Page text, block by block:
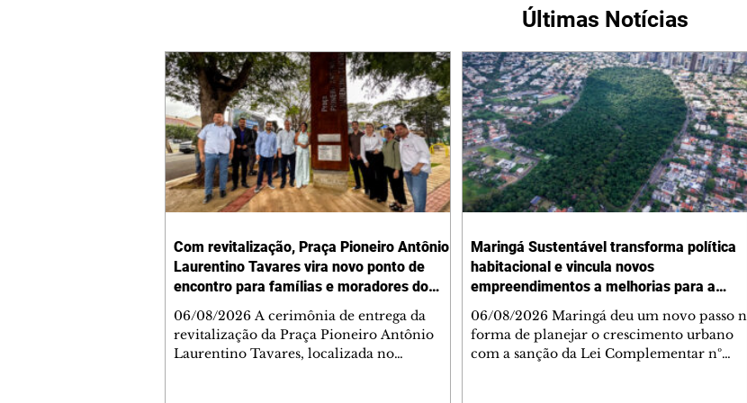
Últimas Notícias
Com revitalização, Praça Pioneiro Antônio
Laurentino Tavares vira novo ponto de
encontro para famílias e moradores do
06/08/2026 A cerimônia de entrega da
revitalização da Praça Pioneiro Antônio
Laurentino Tavares, localizada no
Maringá Sustentável transforma política
habitacional e vincula novos
empreendimentos a melhorias para a
06/08/2026 Maringá deu um novo passo na
forma de planejar o crescimento urbano
com a sanção da Lei Complementar nº